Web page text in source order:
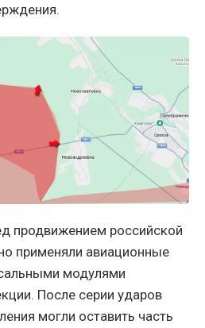
продвижением российской
применяли авиационные
модулями
После серии ударов
могли оставить часть